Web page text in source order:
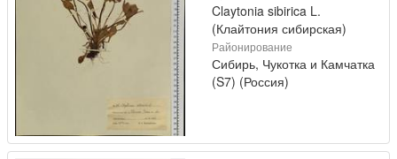
Claytonia sibirica L.
(Клайтония сибирская)
Районирование
Сибирь, Чукотка и Камчатка
(S7) (Россия)